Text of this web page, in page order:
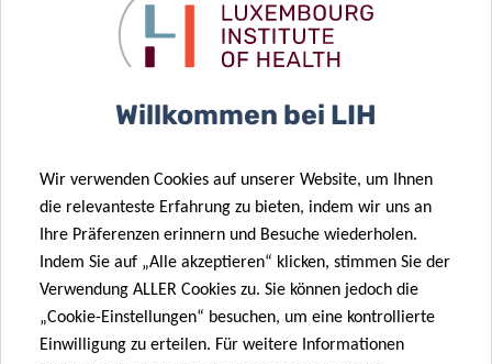
Aldred Award“ ins Leben gerufen, nachdem Marian Aldred,
eines der Gründungsmitglieder des Think Pink Lux
dem Preis werden junge Wissenschaftler zur
Seit seiner Einführung hat ThinkPink Lux einen
Doktoranden am Laboratoire de Biologie Moléculaire et
Cellulaire du Cancer (Hôpital Kirchberg) mit 63.000 EUR
gefördert und bereits mehrere Studenten am LIH
Department of Cancer Research unter Dr. Clément Thomas
durch den Marian-Aldred-Preis finanziert, mit einem
Willkommen bei LIH
Wir verwenden Cookies auf unserer Website, um Ihnen
die relevanteste Erfahrung zu bieten, indem wir uns an
Ihre Präferenzen erinnern und Besuche wiederholen.
Indem Sie auf „Alle akzeptieren“ klicken, stimmen Sie der
Verwendung ALLER Cookies zu. Sie können jedoch die
„Cookie-Einstellungen“ besuchen, um eine kontrollierte
Einwilligung zu erteilen. Für weitere Informationen